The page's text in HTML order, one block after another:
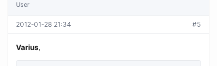
User
2012-01-28 21:34 #5
Varius,